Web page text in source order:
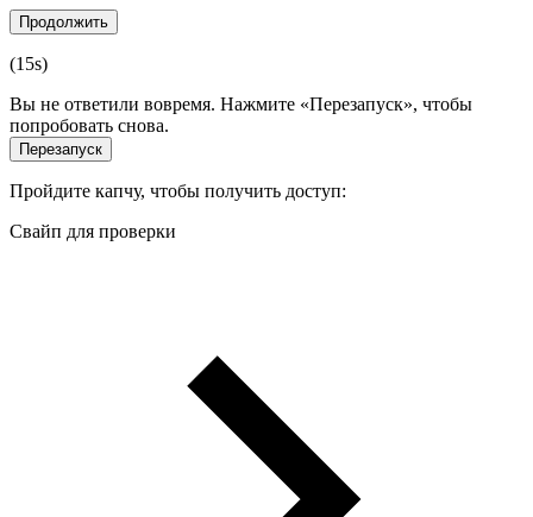
Продолжить
(15s)
Вы не ответили вовремя. Нажмите «Перезапуск», чтобы
попробовать снова.
Перезапуск
Пройдите капчу, чтобы получить доступ:
Свайп для проверки